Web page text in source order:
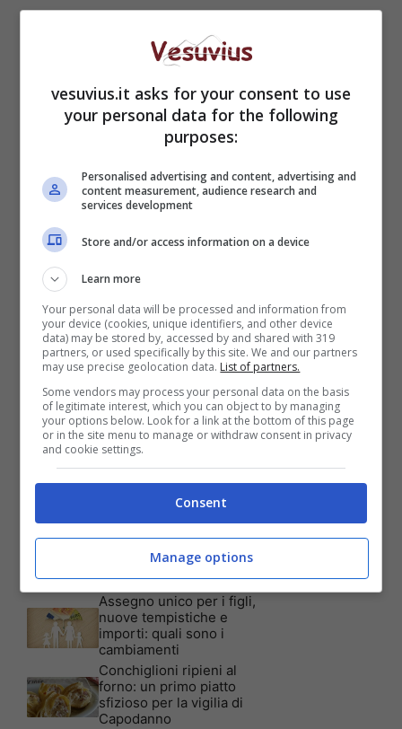
Articoli recenti
Assicurazione auto: ecco le
garanzie accessorie più
richieste dagli italiani
Test Visivo: Quanti Cani
vedi nella foto? Hai 30
secondi per essere un
genio!
Batterie al sale marino: 4
volte la capacità di quelle al
litio
è imperdibile: a quali utenti
è rivolta
Assegno unico per i figli,
nuove tempistiche e
importi: quali sono i
cambiamenti
Conchiglioni ripieni al
forno: un primo piatto
sfizioso per la vigilia di
Capodanno
vesuvius.it asks for your consent to use
your personal data for the following
purposes:
Personalised advertising and content, advertising and
content measurement, audience research and
services development
Store and/or access information on a device
Learn more
Your personal data will be processed and information from
your device (cookies, unique identifiers, and other device
data) may be stored by, accessed by and shared with 319
partners, or used specifically by this site. We and our partners
may use precise geolocation data. List of partners.
Some vendors may process your personal data on the basis
of legitimate interest, which you can object to by managing
your options below. Look for a link at the bottom of this page
or in the site menu to manage or withdraw consent in privacy
and cookie settings.
Consent
Manage options